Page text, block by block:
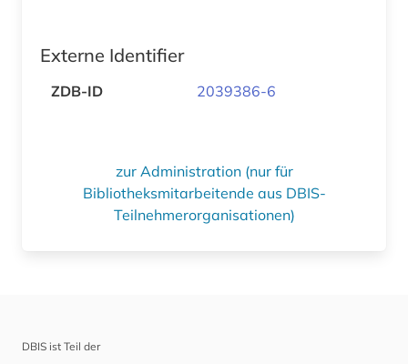
Externe Identifier
ZDB-ID 2039386-6
zur Administration (nur für
Bibliotheksmitarbeitende aus DBIS-
Teilnehmerorganisationen)
DBIS ist Teil der